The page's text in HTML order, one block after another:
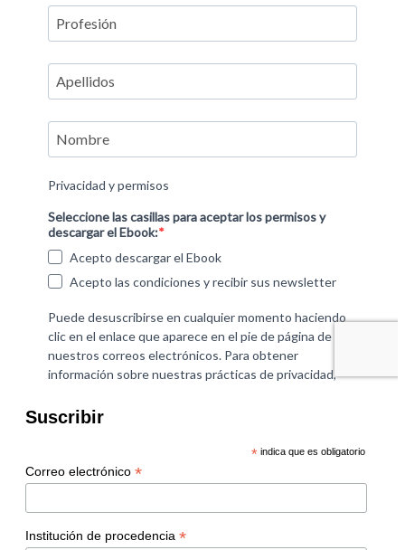
Suscribir
* indica que es obligatorio
Correo electrónico *
Institución de procedencia *